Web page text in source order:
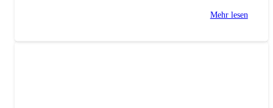
Mehr lesen